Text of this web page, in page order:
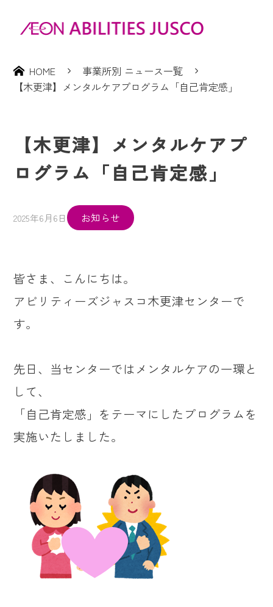
HOME
事業所別 ニュース一覧
【木更津】メンタルケアプログラム「自己肯定感」
【木更津】メンタルケアプ
ログラム「自己肯定感」
2025年6月6日 お知らせ
皆さま、こんにちは。
アビリティーズジャスコ木更津センターで
す。
先日、当センターではメンタルケアの一環と
して、
「自己肯定感」をテーマにしたプログラムを
実施いたしました。